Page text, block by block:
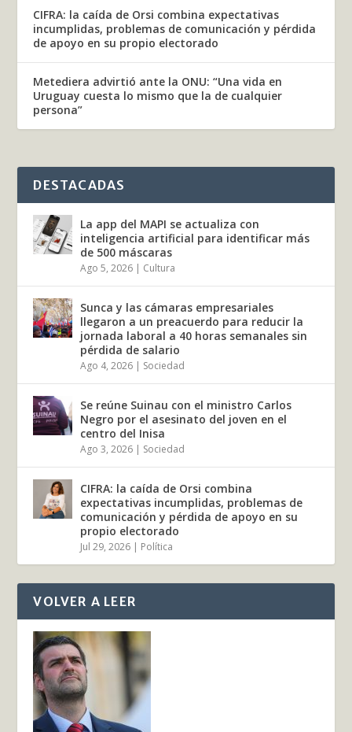
CIFRA: la caída de Orsi combina expectativas
incumplidas, problemas de comunicación y pérdida
de apoyo en su propio electorado
Metediera advirtió ante la ONU: “Una vida en
Uruguay cuesta lo mismo que la de cualquier
persona”
DESTACADAS
La app del MAPI se actualiza con
inteligencia artificial para identificar más
de 500 máscaras
Ago 5, 2026 | Cultura
Sunca y las cámaras empresariales
llegaron a un preacuerdo para reducir la
jornada laboral a 40 horas semanales sin
pérdida de salario
Ago 4, 2026 | Sociedad
Se reúne Suinau con el ministro Carlos
Negro por el asesinato del joven en el
centro del Inisa
Ago 3, 2026 | Sociedad
CIFRA: la caída de Orsi combina
expectativas incumplidas, problemas de
comunicación y pérdida de apoyo en su
propio electorado
Jul 29, 2026 | Política
VOLVER A LEER